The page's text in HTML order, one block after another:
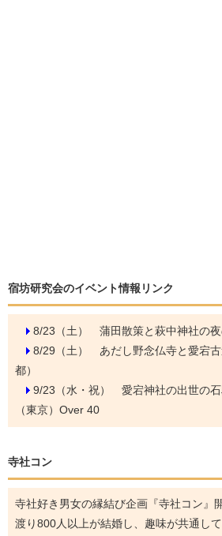
宿坊研究会のイベント情報リンク
8/23（土） 蒲田散策と萩中神社の
8/29（土） あだし野念仏寺と愛宕
都）
9/23（水・祝） 愛宕神社の出世の
（東京）Over 40
寺社コン
寺社好き男女の縁結び企画『寺社コン』
渡り800人以上が結婚し、趣味が共通し